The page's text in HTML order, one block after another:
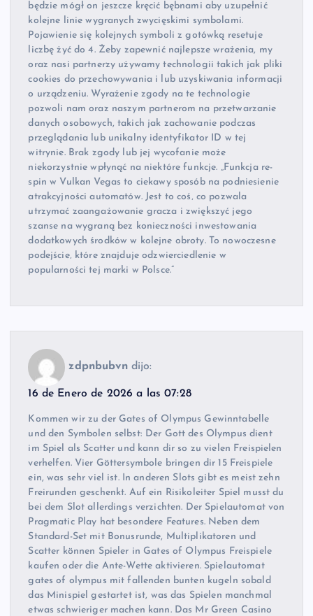
będzie mógł on jeszcze kręcić bębnami aby uzupełnić
kolejne linie wygranych zwycięskimi symbolami.
Pojawienie się kolejnych symboli z gotówką resetuje
liczbę żyć do 4. Żeby zapewnić najlepsze wrażenia, my
oraz nasi partnerzy używamy technologii takich jak pliki
cookies do przechowywania i lub uzyskiwania informacji
o urządzeniu. Wyrażenie zgody na te technologie
pozwoli nam oraz naszym partnerom na przetwarzanie
danych osobowych, takich jak zachowanie podczas
przeglądania lub unikalny identyfikator ID w tej
witrynie. Brak zgody lub jej wycofanie może
niekorzystnie wpłynąć na niektóre funkcje. „Funkcja re-
spin w Vulkan Vegas to ciekawy sposób na podniesienie
atrakcyjności automatów. Jest to coś‚ co pozwala
utrzymać zaangażowanie gracza i zwiększyć jego
szanse na wygraną bez konieczności inwestowania
dodatkowych środków w kolejne obroty. To nowoczesne
podejście‚ które znajduje odzwierciedlenie w
popularności tej marki w Polsce.”
zdpnbubvn dijo:
16 de Enero de 2026 a las 07:28
Kommen wir zu der Gates of Olympus Gewinntabelle
und den Symbolen selbst: Der Gott des Olympus dient
im Spiel als Scatter und kann dir so zu vielen Freispielen
verhelfen. Vier Göttersymbole bringen dir 15 Freispiele
ein, was sehr viel ist. In anderen Slots gibt es meist zehn
Freirunden geschenkt. Auf ein Risikoleiter Spiel musst du
bei dem Slot allerdings verzichten. Der Spielautomat von
Pragmatic Play hat besondere Features. Neben dem
Standard-Set mit Bonusrunde, Multiplikatoren und
Scatter können Spieler in Gates of Olympus Freispiele
kaufen oder die Ante-Wette aktivieren. Spielautomat
gates of olympus mit fallenden bunten kugeln sobald
das Minispiel gestartet ist, was das Spielen manchmal
etwas schwieriger machen kann. Das Mr Green Casino